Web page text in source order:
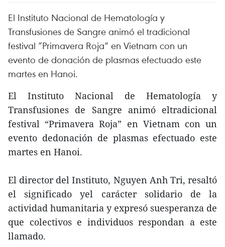
El Instituto Nacional de Hematología y
Transfusiones de Sangre animó el tradicional
festival “Primavera Roja” en Vietnam con un
evento de donación de plasmas efectuado este
martes en Hanoi.
El Instituto Nacional de Hematología y
Transfusiones de Sangre animó eltradicional
festival “Primavera Roja” en Vietnam con un
evento dedonación de plasmas efectuado este
martes en Hanoi.
El director del Instituto, Nguyen Anh Tri, resaltó
el significado yel carácter solidario de la
actividad humanitaria y expresó suesperanza de
que colectivos e individuos respondan a este
llamado.